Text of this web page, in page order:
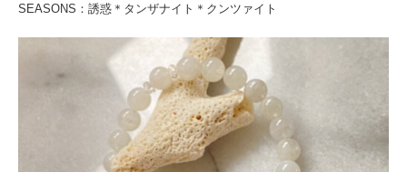
SEASONS：誘惑＊タンザナイト＊クンツァイト